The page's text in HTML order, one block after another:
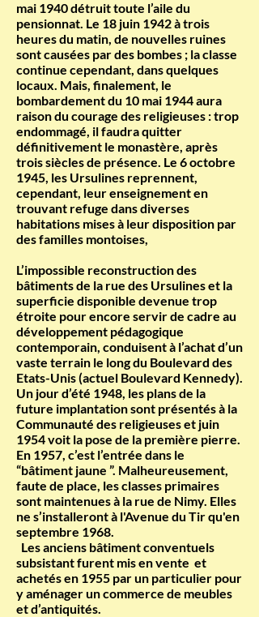
mai 1940 détruit toute l’aile du
pensionnat. Le 18 juin 1942 à trois
heures du matin, de nouvelles ruines
sont causées par des bombes ; la classe
continue cependant, dans quelques
locaux. Mais, finalement, le
bombardement du 10 mai 1944 aura
raison du courage des religieuses : trop
endommagé, il faudra quitter
définitivement le monastère, après
trois siècles de présence. Le 6 octobre
1945, les Ursulines reprennent,
cependant, leur enseignement en
trouvant refuge dans diverses
habitations mises à leur disposition par
des familles montoises,
L’impossible reconstruction des
bâtiments de la rue des Ursulines et la
superficie disponible devenue trop
étroite pour encore servir de cadre au
développement pédagogique
contemporain, conduisent à l’achat d’un
vaste terrain le long du Boulevard des
Etats-Unis (actuel Boulevard Kennedy).
Un jour d’été 1948, les plans de la
future implantation sont présentés à la
Communauté des religieuses et juin
1954 voit la pose de la première pierre.
En 1957, c’est l’entrée dans le
“bâtiment jaune ”. Malheureusement,
faute de place, les classes primaires
sont maintenues à la rue de Nimy. Elles
ne s’installeront à l'Avenue du Tir qu'en
septembre 1968.
Les anciens bâtiment conventuels
subsistant furent mis en vente et
achetés en 1955 par un particulier pour
y aménager un commerce de meubles
et d’antiquités.